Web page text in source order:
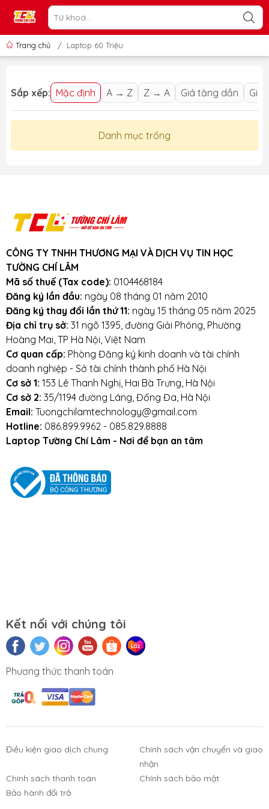
Trang chủ / Laptop 60 Triệu
Sắp xếp: Mặc định A → Z Z → A Giá tăng dần Giá
Danh mục trống
CÔNG TY TNHH THƯƠNG MẠI VÀ DỊCH VỤ TIN HỌC
TƯỜNG CHÍ LÂM
Mã số thuế (Tax code): 0104468184
Đăng ký lần đầu: ngày 08 tháng 01 năm 2010
Đăng ký thay đổi lần thứ 11: ngày 15 tháng 05 năm 2025
Địa chỉ trụ sở: 31 ngõ 1395, đường Giải Phóng, Phường
Hoàng Mai, TP Hà Nội, Việt Nam
Cơ quan cấp: Phòng Đăng ký kinh doanh và tài chính
doanh nghiệp - Sở tài chính thành phố Hà Nội
Cơ sở 1: 153 Lê Thanh Nghị, Hai Bà Trưng, Hà Nội
Cơ sở 2: 35/1194 đường Láng, Đống Đa, Hà Nội
Email: Tuongchilamtechnology@gmail.com
Hotline: 086.899.9962 - 085.829.8888
Laptop Tường Chí Lâm - Nơi để bạn an tâm
Kết nối với chúng tôi
Phương thức thanh toán
Điều kiện giao dịch chung
Chính sách vận chuyển và giao
nhận
Chính sách thanh toán
Chính sách bảo mật
Bảo hành đổi trả